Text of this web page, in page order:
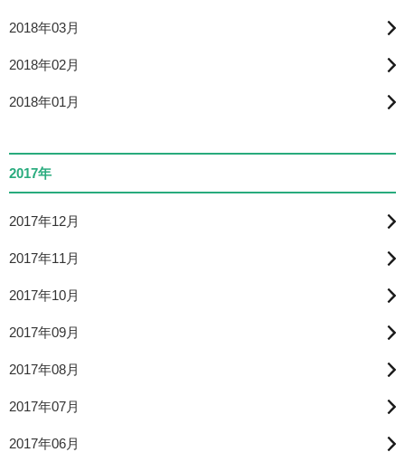
2018年03月
2018年02月
2018年01月
2017年
2017年12月
2017年11月
2017年10月
2017年09月
2017年08月
2017年07月
2017年06月